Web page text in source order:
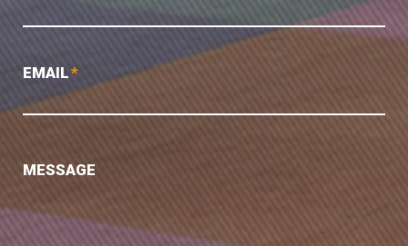
EMAIL*
MESSAGE